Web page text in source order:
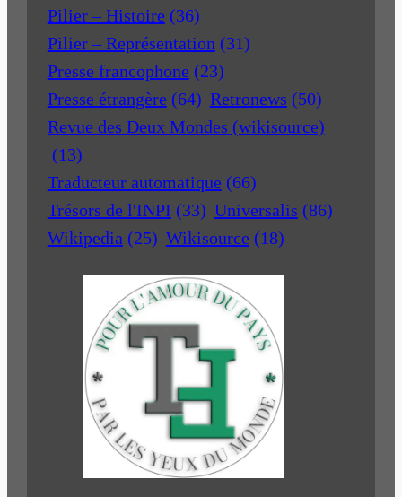
Pilier – Histoire (36)
Pilier – Représentation (31)
Presse francophone (23)
Presse étrangère (64) Retronews (50)
Revue des Deux Mondes (wikisource)
(13)
Traducteur automatique (66)
Trésors de l'INPI (33) Universalis (86)
Wikipedia (25) Wikisource (18)